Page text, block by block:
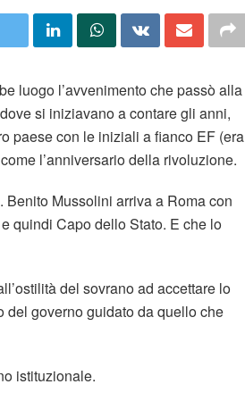
luogo l’avvenimento che passò alla
si iniziavano a contare gli anni,
paese con le iniziali a fianco EF (era
l’anniversario della rivoluzione.
Mussolini arriva a Roma con
quindi Capo dello Stato. E che lo
del sovrano ad accettare lo
del governo guidato da quello che
istituzionale.